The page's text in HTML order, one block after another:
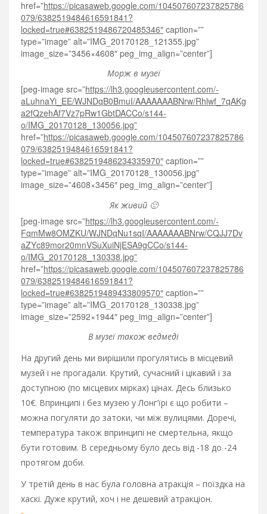
href=”https://picasaweb.google.com/104507607237825786
079/6382519484616591841?
locked=true#6382519486720485346″ caption=””
type=”image” alt=”IMG_20170128_121355.jpg”
image_size=”3456×4608″ peg_img_align=”center”]
Морж в музеї
[peg-image src=”https://lh3.googleusercontent.com/-
aLuhnaYi_EE/WJNDqB0BmuI/AAAAAAABNrw/Rhlwf_7qAKg
a2fQzehAf7Vz7pRw1GbtDACCo/s144-
o/IMG_20170128_130056.jpg”
href=”https://picasaweb.google.com/104507607237825786
079/6382519484616591841?
locked=true#6382519486234335970″ caption=””
type=”image” alt=”IMG_20170128_130056.jpg”
image_size=”4608×3456″ peg_img_align=”center”]
Як живий 🙂
[peg-image src=”https://lh3.googleusercontent.com/-
FqmMw8OMZKU/WJNDqNu1sqI/AAAAAAABNrw/CQJJ7Dv
aZYc89mor20mnVSuXuiNjESA9gCCo/s144-
o/IMG_20170128_130338.jpg”
href=”https://picasaweb.google.com/104507607237825786
079/6382519484616591841?
locked=true#6382519489433809570″ caption=””
type=”image” alt=”IMG_20170128_130338.jpg”
image_size=”2592×1944″ peg_img_align=”center”]
В музеї також ведмеді
На другий день ми вирішили прогулятись в місцевий
музей і не прогадали. Крутий, сучасний і цікавий і за
доступною (по місцевих мірках) цінах. Десь близько
10€. Впринципі і без музею у Лонг’їрі є що робити –
можна погуляти до затоки, чи між вулицями. Доречі,
температура також впринципі не смертельна, якщо
бути готовим. В середньому було десь від -18 до -24
протягом доби.
У третій день в нас була головна атракція – поїздка на
хаскі. Дуже крутий, хоч і не дешевий атракціон.